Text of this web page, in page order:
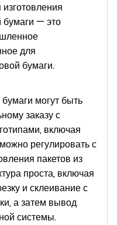
бумаги — это
для
бумаги.
могут быть
заказу с
включая
регулировать с
пакетов из
проста, включая
и склеивание с
а затем вывод
системы.